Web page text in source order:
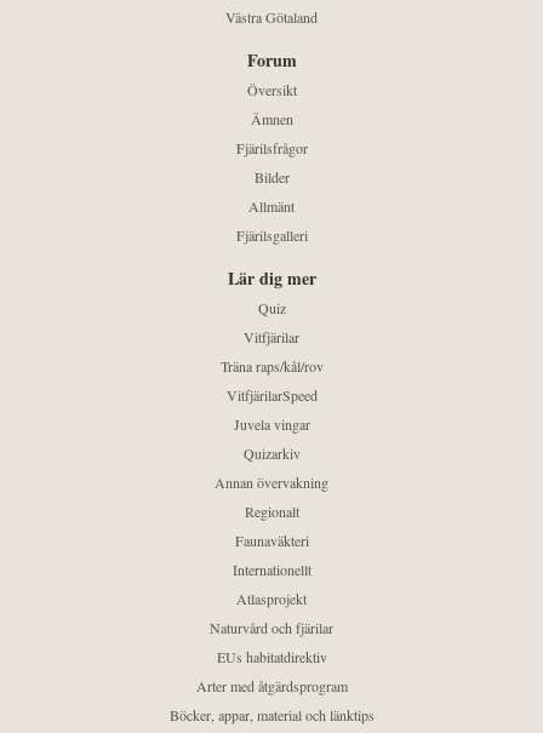
Västra Götaland
Forum
Översikt
Ämnen
Fjärilsfrågor
Bilder
Allmänt
Fjärilsgalleri
Lär dig mer
Quiz
Vitfjärilar
Träna raps/kål/rov
VitfjärilarSpeed
Juvela vingar
Quizarkiv
Annan övervakning
Regionalt
Faunaväkteri
Internationellt
Atlasprojekt
Naturvård och fjärilar
EUs habitatdirektiv
Arter med åtgärdsprogram
Böcker, appar, material och länktips